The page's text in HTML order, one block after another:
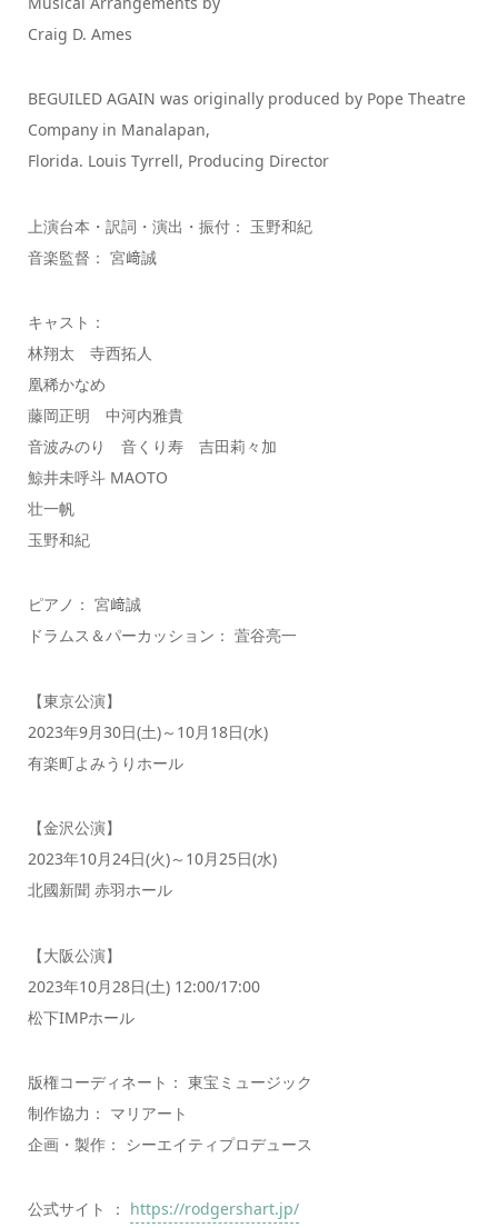
Craig D. Ames
BEGUILED AGAIN was originally produced by Pope Theatre
Company in Manalapan,
Florida. Louis Tyrrell, Producing Director
上演台本・訳詞・演出・振付： 玉野和紀
音楽監督： 宮﨑誠
キャスト：
林翔太 寺西拓人
凰稀かなめ
藤岡正明 中河内雅貴
音波みのり 音くり寿 吉田莉々加
鯨井未呼斗 MAOTO
壮一帆
玉野和紀
ピアノ： 宮﨑誠
ドラムス＆パーカッション： 萓谷亮一
【東京公演】
2023年9月30日(土)～10月18日(水)
有楽町よみうりホール
【金沢公演】
2023年10月24日(火)～10月25日(水)
北國新聞 赤羽ホール
【大阪公演】
2023年10月28日(土) 12:00/17:00
松下IMPホール
版権コーディネート： 東宝ミュージック
制作協力： マリアート
企画・製作： シーエイティプロデュース
公式サイト ： https://rodgershart.jp/